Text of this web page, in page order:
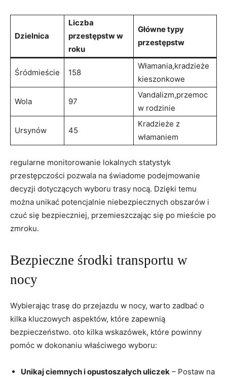
Dzielnica
Liczba
przestępstw w
roku
Główne typy
przestępstw
Śródmieście 158
Włamania,kradzieże
kieszonkowe
Wola 97
Vandalizm,przemoc
w rodzinie
Ursynów 45
Kradzieże z
włamaniem
regularne monitorowanie⁤ lokalnych statystyk
przestępczości pozwala na świadome podejmowanie
decyzji dotyczących wyboru trasy nocą. Dzięki temu
można unikać potencjalnie niebezpiecznych obszarów i
czuć się bezpieczniej, przemieszczając się po mieście⁤ po
zmroku.
Bezpieczne środki transportu w
nocy
Wybierając trasę do przejazdu w nocy, warto zadbać o
kilka kluczowych aspektów, ​które zapewnią
bezpieczeństwo. oto kilka wskazówek, które powinny
pomóc w dokonaniu właściwego wyboru:
Unikaj ciemnych⁢ i opustoszałych uliczek – Postaw na